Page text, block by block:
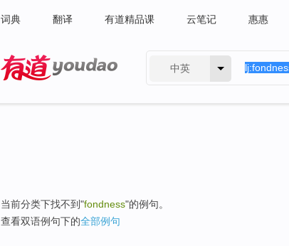
词典 翻译 有道精品课 云笔记 惠惠
中英
当前分类下找不到"fondness"的例句。
查看双语例句下的全部例句